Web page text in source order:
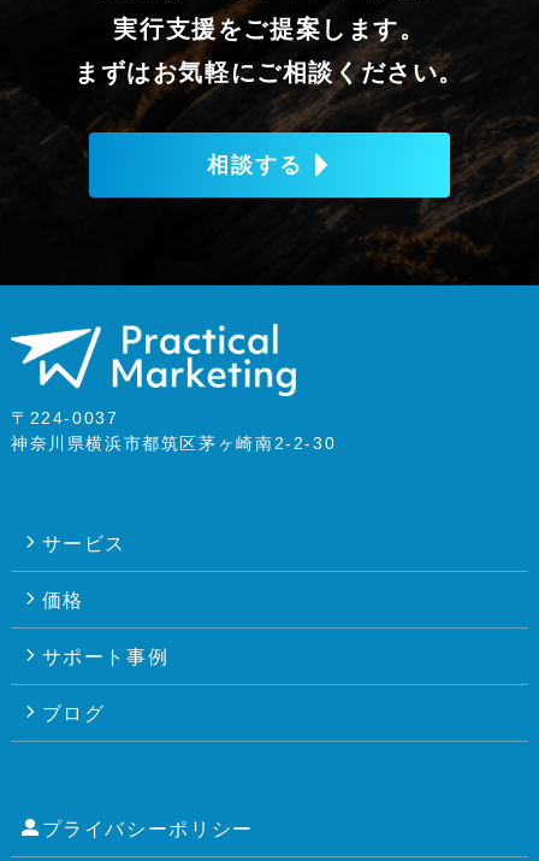
実行支援をご提案します。
まずはお気軽にご相談ください。
相談する
〒224-0037
神奈川県横浜市都筑区茅ヶ崎南2-2-30
サービス
価格
サポート事例
ブログ
プライバシーポリシー